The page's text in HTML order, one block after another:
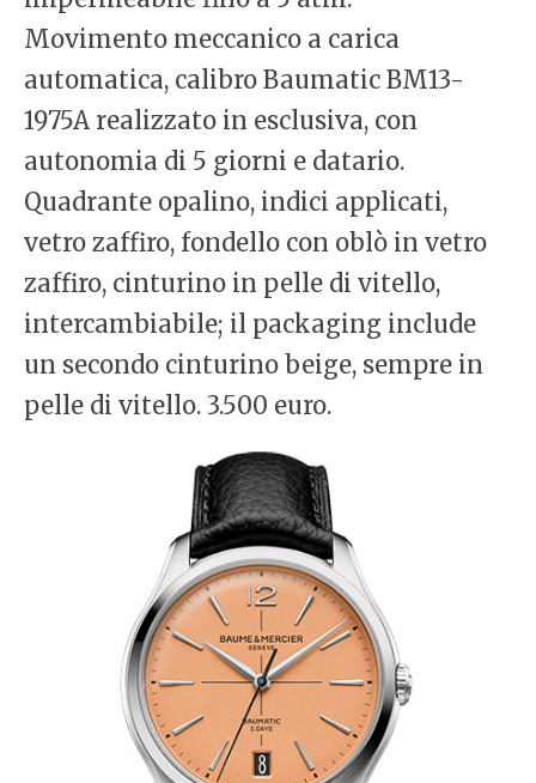
Movimento meccanico a carica
automatica, calibro Baumatic BM13-
1975A realizzato in esclusiva, con
autonomia di 5 giorni e datario.
Quadrante opalino, indici applicati,
vetro zaffiro, fondello con oblò in vetro
zaffiro, cinturino in pelle di vitello,
intercambiabile; il packaging include
un secondo cinturino beige, sempre in
pelle di vitello. 3.500 euro.